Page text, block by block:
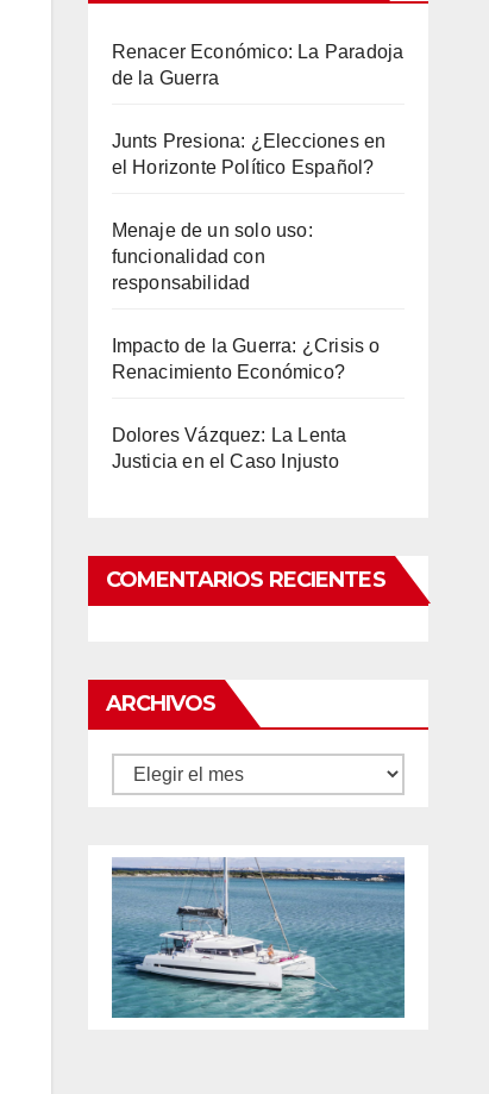
Renacer Económico: La Paradoja
de la Guerra
Junts Presiona: ¿Elecciones en
el Horizonte Político Español?
Menaje de un solo uso:
funcionalidad con
responsabilidad
Impacto de la Guerra: ¿Crisis o
Renacimiento Económico?
Dolores Vázquez: La Lenta
Justicia en el Caso Injusto
COMENTARIOS RECIENTES
ARCHIVOS
Archivos